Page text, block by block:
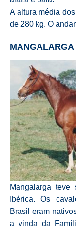
A altura média
de 280 kg. O
MANGALARGA
Mangalarga
Ibérica. Os
Brasil eram
a vinda da